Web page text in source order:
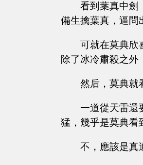
看到葉真中劍
備生擒葉真，逼問
可就在莫典欣
除了冰冷肅殺之外
然后，莫典就
一道從天雷還
猛，幾乎是莫典看
不，應該是真